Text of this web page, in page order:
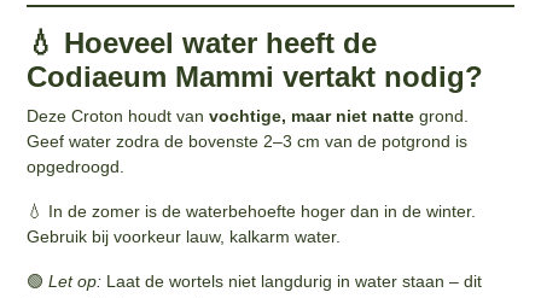
💧 Hoeveel water heeft de
Codiaeum Mammi vertakt nodig?
Deze Croton houdt vanvochtige, maar niet natte grond.
Geef water zodra de bovenste 2–3 cm van de potgrond is
opgedroogd.
💧 In de zomer is de waterbehoefte hoger dan in de winter.
Gebruik bij voorkeur lauw, kalkarm water.
🟢Let op: Laat de wortels niet langdurig in water staan – dit